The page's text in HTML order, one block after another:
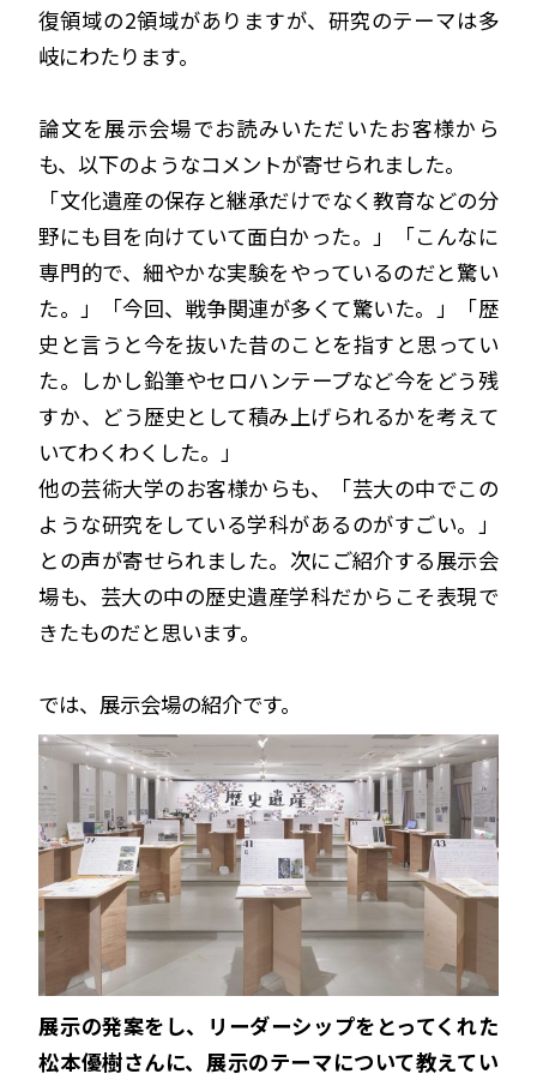
復領域の2領域がありますが、研究のテーマは多
岐にわたります。
論文を展示会場でお読みいただいたお客様から
も、以下のようなコメントが寄せられました。
「文化遺産の保存と継承だけでなく教育などの分
野にも目を向けていて面白かった。」「こんなに
専門的で、細やかな実験をやっているのだと驚い
た。」「今回、戦争関連が多くて驚いた。」「歴
史と言うと今を抜いた昔のことを指すと思ってい
た。しかし鉛筆やセロハンテープなど今をどう残
すか、どう歴史として積み上げられるかを考えて
いてわくわくした。」
他の芸術大学のお客様からも、「芸大の中でこの
ような研究をしている学科があるのがすごい。」
との声が寄せられました。次にご紹介する展示会
場も、芸大の中の歴史遺産学科だからこそ表現で
きたものだと思います。
では、展示会場の紹介です。
展示の発案をし、リーダーシップをとってくれた
松本優樹さんに、展示のテーマについて教えてい